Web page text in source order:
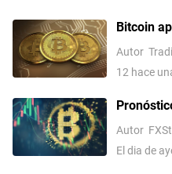
y/o beneficios a altcoins en
rendimientos, lo que suele
subidas en las altcoins.
Bitcoin
antes de
julio de
Autor
12 hace
flujos
Medio
Autor
El dia de